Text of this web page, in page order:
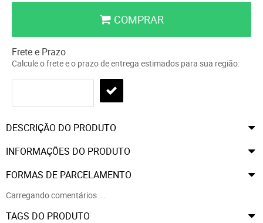
COMPRAR
Frete e Prazo
Calcule o frete e o prazo de entrega estimados para sua região:
DESCRIÇÃO DO PRODUTO
INFORMAÇÕES DO PRODUTO
FORMAS DE PARCELAMENTO
Carregando comentários ...
TAGS DO PRODUTO